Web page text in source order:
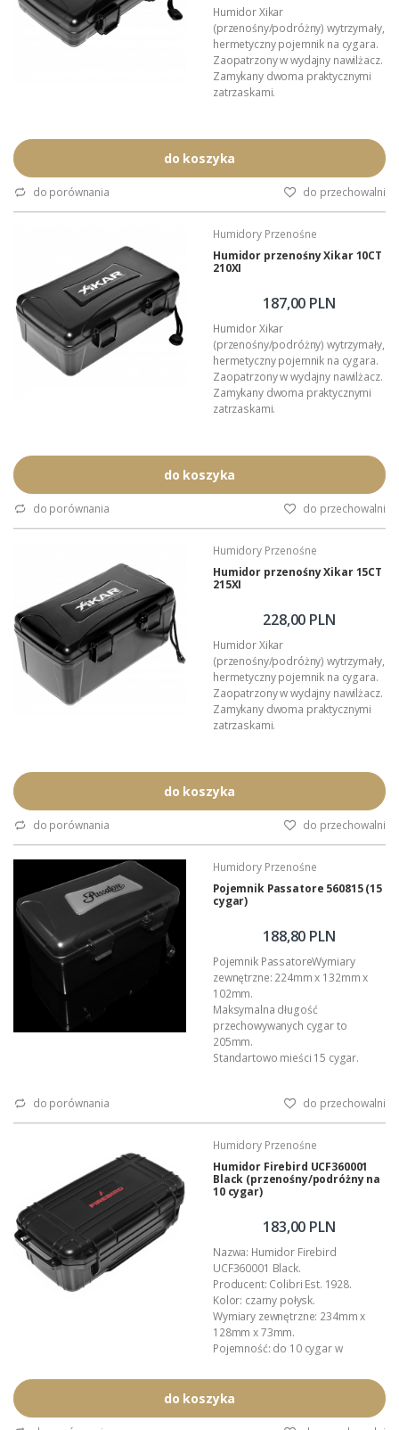
Humidor Xikar
(przenośny/podróżny) wytrzymały,
hermetyczny pojemnik na cygara.
Zaopatrzony w wydajny nawilżacz.
Zamykany dwoma praktycznymi
zatrzaskami.
215mm x 135mm x 49mm
Przeznaczenie: 5 cygar długości
mniejszych formatów)
Pełen opis >>>
do koszyka
do porównania do przechowalni
Humidory Przenośne
Humidor przenośny Xikar 10CT
210XI
187,00 PLN
Humidor Xikar
(przenośny/podróżny) wytrzymały,
hermetyczny pojemnik na cygara.
Zaopatrzony w wydajny nawilżacz.
Zamykany dwoma praktycznymi
zatrzaskami.
215mm x 135mm x 76mm
Przeznaczenie: 10 cygar długości
mniejszych formatów)
Pełen opis >>>
do koszyka
do porównania do przechowalni
Humidory Przenośne
Humidor przenośny Xikar 15CT
215XI
228,00 PLN
Humidor Xikar
(przenośny/podróżny) wytrzymały,
hermetyczny pojemnik na cygara.
Zaopatrzony w wydajny nawilżacz.
Zamykany dwoma praktycznymi
zatrzaskami.
215mm x 135mm x 105mm
Przeznaczenie: 15 cygar długości
mniejszych formatów)
Pełen opis >>>
do koszyka
do porównania do przechowalni
Humidory Przenośne
Pojemnik Passatore 560815 (15
cygar)
188,80 PLN
Pojemnik PassatoreWymiary
zewnętrzne: 224mm x 132mm x
102mm.
Maksymalna długość
przechowywanych cygar to
205mm.
Standartowo mieści 15 cygar.
przechowywania cygar. Masywna i
wzmocniona budowa zapewnia
cygarom ochronę przed
uszkodzeniami mechanicznymi.
Zastosowanie elastycznej
uszczelki i zasady `pióro-wpustu`
sprawia że pojemnik jest wręcz
hermetyczny. Zamykany na dwa
zatrzaskowe zamki....
do porównania do przechowalni
Humidory Przenośne
Humidor Firebird UCF360001
Black (przenośny/podróżny na
10 cygar)
183,00 PLN
Nazwa: Humidor Firebird
UCF360001 Black.
Producent: Colibri Est. 1928.
Kolor: czarny połysk.
Wymiary zewnętrzne: 234mm x
128mm x 73mm.
Pojemność: do 10 cygar w
Wyposażenie: nawilżacz,
profilowane przekładki.
do koszyka